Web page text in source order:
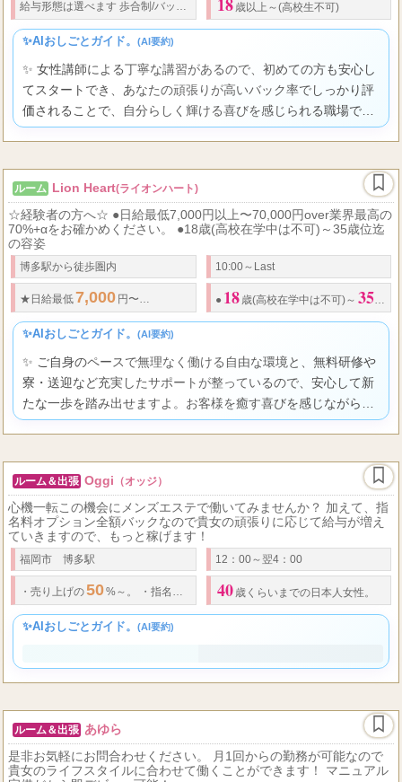
給与形態は選べます 歩合制/バック率 ％以上日給 35,000円以上可能
18 歳以上～(高校生不可)
✨AIおしごとガイド。 (AI要約)
✨ 女性講師による丁寧な講習があるので、初めての方も安心し
てスタートでき、あなたの頑張りが高いバック率でしっかり評
価されることで、自分らしく輝ける喜びを感じられる職場です
よ。
ルーム Lion Heart(ライオンハート)
☆経験者の方へ☆ ●日給最低7,000円以上〜70,000円over業界最高の
70%+αをお確かめください。 ●18歳(高校在学中は不可)～35歳位迄
の容姿
博多駅から徒歩圏内 10:00～Last
★ 日給最低7,000 円〜 70,000 円オーバーも可能!!★業界最高の70%+α
● 18 歳(高校在学中は不可)～ 35歳位
✨AIおしごとガイド。 (AI要約)
✨ ご自身のペースで無理なく働ける自由な環境と、無料研修や
寮・送迎など充実したサポートが整っているので、安心して新
たな一歩を踏み出せますよ。お客様を癒す喜びを感じながら、
あなたらしさを活かして収入面でも輝ける、そんな場所です。
ルーム＆出張 Oggi （オッジ）
心機一転この機会にメンズエステで働いてみませんか？ 加えて、指
名料オプション全額バックなので貴女の頑張りに応じて給与が増え
ていきますので、もっと稼げます！
福岡市 博多駅 12：00～翌4：00
・ 売り上げの50%～。 ・ 指名 ・ オプション料全額バック。
40 歳くらいまでの日本人女性。
✨AIおしごとガイド。 (AI要約)
ルーム＆出張あゆら